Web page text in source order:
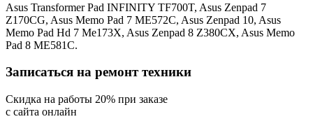
Asus Transformer Pad INFINITY TF700T, Asus Zenpad 7
Z170CG, Asus Memo Pad 7 ME572C, Asus Zenpad 10, Asus
Memo Pad Hd 7 Me173X, Asus Zenpad 8 Z380CX, Asus Memo
Pad 8 ME581C.
Записаться на ремонт техники
Cкидка на работы 20% при заказе
с сайта онлайн